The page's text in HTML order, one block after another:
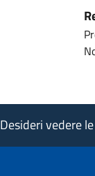
Desideri vedere